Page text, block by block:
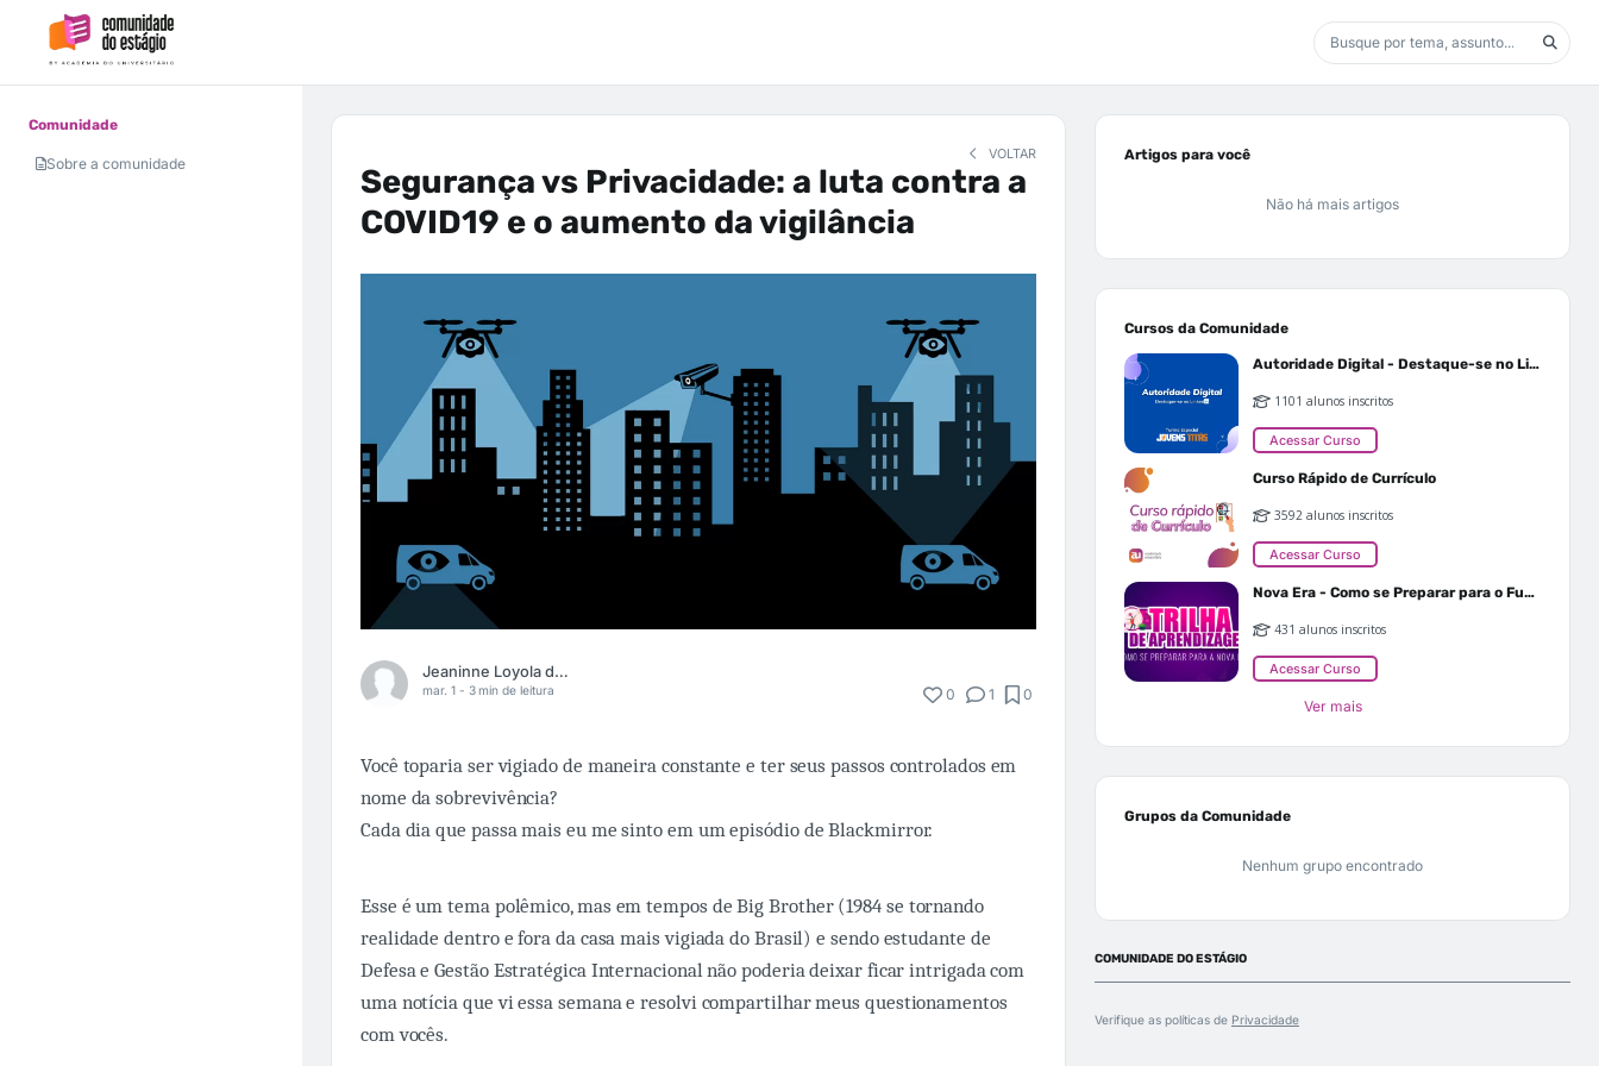
Comunidade
Sobre a comunidade
VOLTAR
Segurança vs Privacidade: a luta contra a
COVID19 e o aumento da vigilância
Jeaninne Loyola dos Santos
mar. 1 - 3 min de leitura 0 1 0
Você toparia ser vigiado de maneira constante e ter seus passos controlados em
nome da sobrevivência?
Cada dia que passa mais eu me sinto em um episódio de Blackmirror.
Esse é um tema polêmico, mas em tempos de Big Brother (1984 se tornando
realidade dentro e fora da casa mais vigiada do Brasil) e sendo estudante de
Defesa e Gestão Estratégica Internacional não poderia deixar ficar intrigada com
uma notícia que vi essa semana e resolvi compartilhar meus questionamentos
com vocês.
Artigos para você
Não há mais artigos
Cursos da Comunidade
Autoridade Digital - Destaque-se no Linkedin
1101 alunos inscritos
Acessar Curso
Curso Rápido de Currículo
3592 alunos inscritos
Acessar Curso
Nova Era - Como se Preparar para o Futuro
431 alunos inscritos
Acessar Curso
Ver mais
Grupos da Comunidade
Nenhum grupo encontrado
COMUNIDADE DO ESTÁGIO
Verifique as políticas de Privacidade